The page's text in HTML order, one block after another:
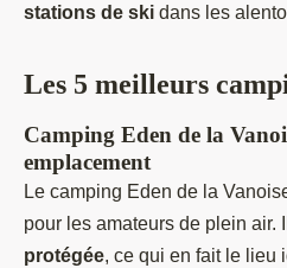
stations de ski dans les
Les 5 meilleurs
Camping Eden de la
emplacement
Le camping Eden de la
pour les amateurs de plein air.
protégée, ce qui en fait le lieu